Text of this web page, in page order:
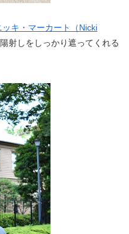
ッキ・マーカート（Nicki
射しをしっかり遮ってくれる